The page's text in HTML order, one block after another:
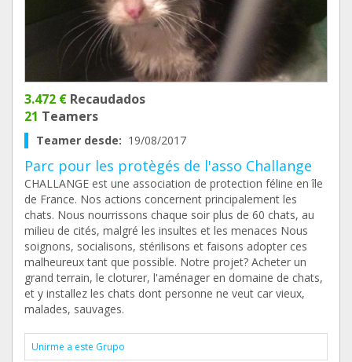
3.472 € Recaudados
21 Teamers
Teamer desde: 19/08/2017
Parc pour les protègés de l'asso Challange
CHALLANGE est une association de protection féline en île
de France. Nos actions concernent principalement les
chats. Nous nourrissons chaque soir plus de 60 chats, au
milieu de cités, malgré les insultes et les menaces Nous
soignons, socialisons, stérilisons et faisons adopter ces
malheureux tant que possible. Notre projet? Acheter un
grand terrain, le cloturer, l'aménager en domaine de chats,
et y installez les chats dont personne ne veut car vieux,
malades, sauvages.
Unirme a este Grupo